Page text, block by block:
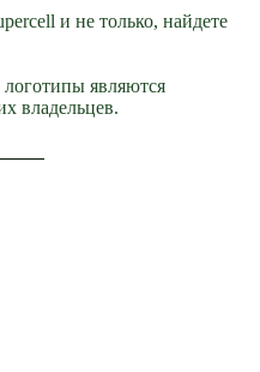
и не только, найдете
являются
владельцев.